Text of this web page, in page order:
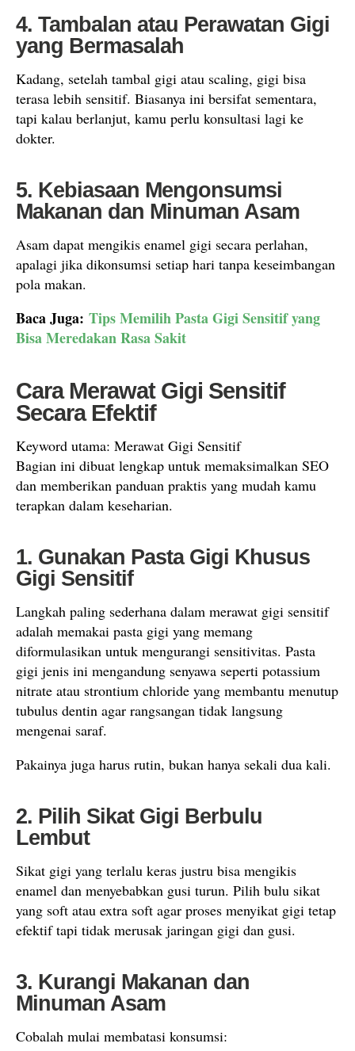
4. Tambalan atau Perawatan Gigi
yang Bermasalah
Kadang, setelah tambal gigi atau scaling, gigi bisa
terasa lebih sensitif. Biasanya ini bersifat sementara,
tapi kalau berlanjut, kamu perlu konsultasi lagi ke
dokter.
5. Kebiasaan Mengonsumsi
Makanan dan Minuman Asam
Asam dapat mengikis enamel gigi secara perlahan,
apalagi jika dikonsumsi setiap hari tanpa keseimbangan
pola makan.
Baca Juga: Tips Memilih Pasta Gigi Sensitif yang
Bisa Meredakan Rasa Sakit
Cara Merawat Gigi Sensitif
Secara Efektif
Keyword utama: Merawat Gigi Sensitif
Bagian ini dibuat lengkap untuk memaksimalkan SEO
dan memberikan panduan praktis yang mudah kamu
terapkan dalam keseharian.
1. Gunakan Pasta Gigi Khusus
Gigi Sensitif
Langkah paling sederhana dalam merawat gigi sensitif
adalah memakai pasta gigi yang memang
diformulasikan untuk mengurangi sensitivitas. Pasta
gigi jenis ini mengandung senyawa seperti potassium
nitrate atau strontium chloride yang membantu menutup
tubulus dentin agar rangsangan tidak langsung
mengenai saraf.
Pakainya juga harus rutin, bukan hanya sekali dua kali.
2. Pilih Sikat Gigi Berbulu
Lembut
Sikat gigi yang terlalu keras justru bisa mengikis
enamel dan menyebabkan gusi turun. Pilih bulu sikat
yang soft atau extra soft agar proses menyikat gigi tetap
efektif tapi tidak merusak jaringan gigi dan gusi.
3. Kurangi Makanan dan
Minuman Asam
Cobalah mulai membatasi konsumsi: